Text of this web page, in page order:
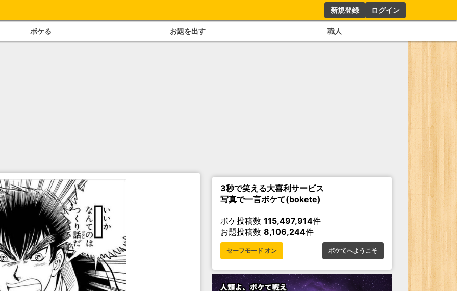
新規登録 ログイン
ボケる お題を出す 職人
3秒で笑える大喜利サービス
写真で一言ボケて(bokete)
ボケ投稿数 115,497,914件
お題投稿数 8,106,244件
セーフモード オン ボケてへようこそ